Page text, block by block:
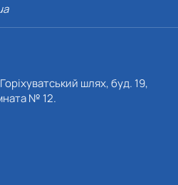
шлях, буд. 19,
№ 12.